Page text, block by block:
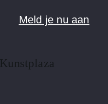
Meld je nu aan
Kunstplaza